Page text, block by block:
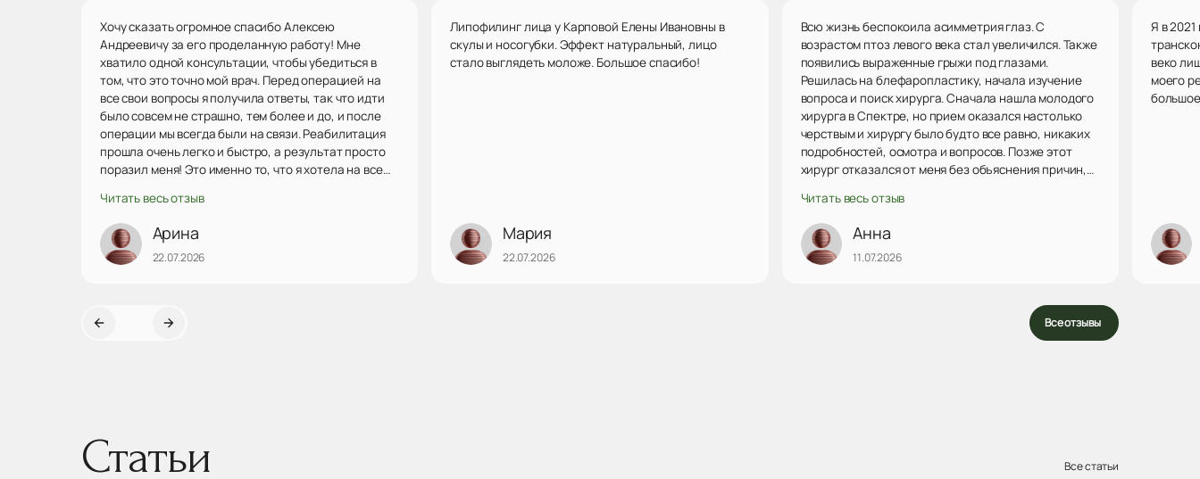
Хочу сказать огромное спасибо Алексею
Андреевичу за его проделанную работу! Мне
хватило одной консультации, чтобы убедиться в
том, что это точно мой врач. Перед операцией на
все свои вопросы я получила ответы, так что идти
было совсем не страшно, тем более и до, и после
операции мы всегда были на связи. Реабилитация
прошла очень легко и быстро, а результат просто
поразил меня! Это именно то, что я хотела на все
Андреевича, я очень довольна результатом.
Однозначно рекомендую данного врача, побольше
бы таких внимательных! Еще раз огромное спасибо)
Читать весь отзыв
Арина
22.07.2026
Липофилинг лица у Карповой Елены Ивановны в
скулы и носогубки. Эффект натуральный, лицо
стало выглядеть моложе. Большое спасибо!
Мария
22.07.2026
Всю жизнь беспокоила асимметрия глаз. С
возрастом птоз левого века стал увеличился. Также
появились выраженные грыжи под глазами.
Решилась на блефаропластику, начала изучение
вопроса и поиск хирурга. Сначала нашла молодого
хирурга в Спектре, но прием оказался настолько
черствым и хирургу было будто все равно, никаких
подробностей, осмотра и вопросов. Позже этот
хирург отказался от меня без объяснения причин,
Выбрала хирурга в ИПХиК, но у него была запись
совсем не скоро и мне девушка по телефону
посоветовала записаться на консультацию к Сырбу
Веронике Сергеевне. На приеме Вероника
Такой прием сразу покорил мое сердечко и я сразу
Читать весь отзыв
Анна
11.07.2026
Я в
веко
моего
Все отзывы
Статьи Все статьи